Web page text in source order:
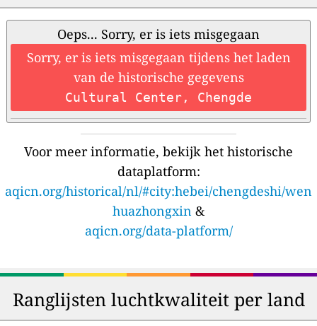
Oeps... Sorry, er is iets misgegaan
Sorry, er is iets misgegaan tijdens het laden
van de historische gegevens
Cultural Center, Chengde
Voor meer informatie, bekijk het historische
dataplatform:
aqicn.org/historical/nl/#city:hebei/chengdeshi/wen
huazhongxin &
aqicn.org/data-platform/
Ranglijsten luchtkwaliteit per land